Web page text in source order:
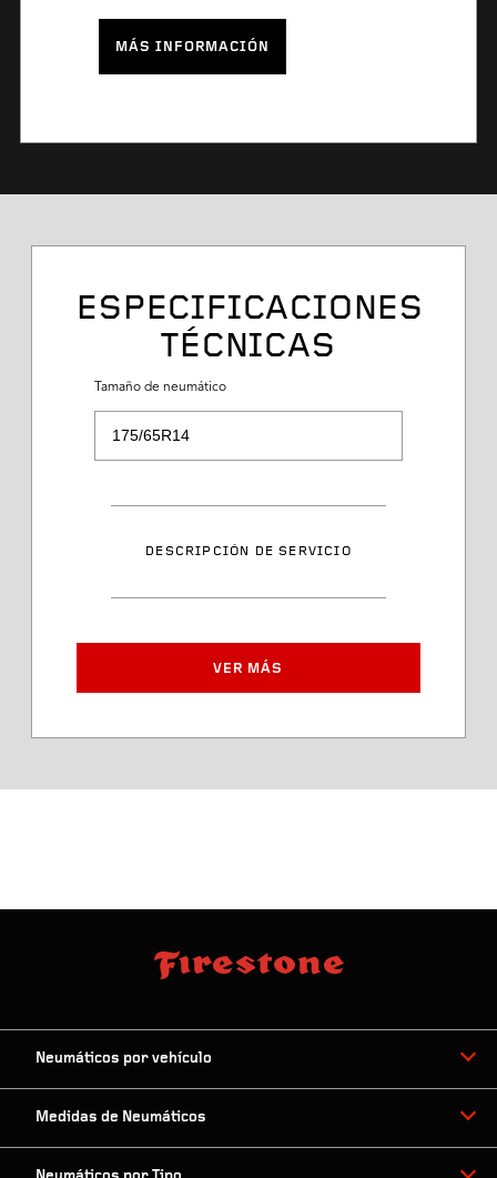
MÁS INFORMACIÓN
ESPECIFICACIONES
TÉCNICAS
Tamaño de neumático
DESCRIPCIÓN DE SERVICIO
VER MÁS
Neumáticos por vehículo
Medidas de Neumáticos